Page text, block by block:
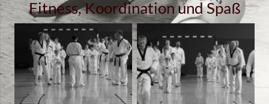
Fitness, Koordination und Spaß